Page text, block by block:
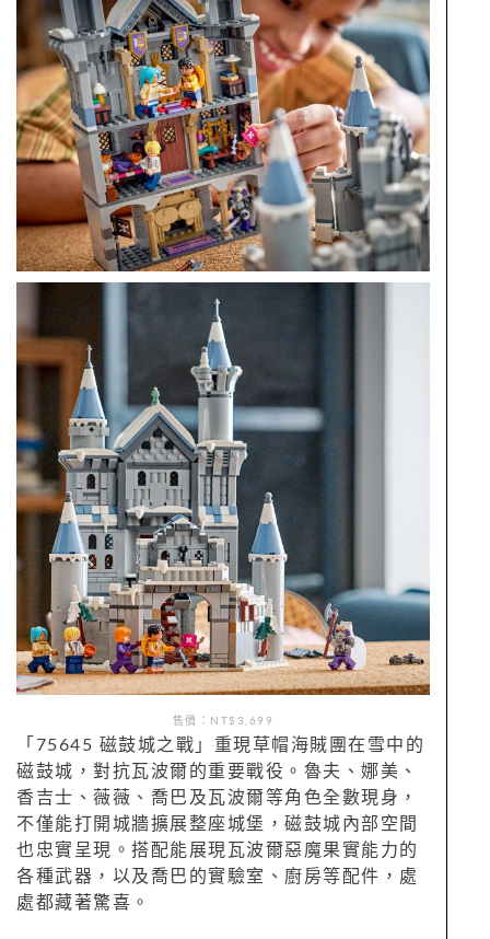
售價：NT$3,699
「75645 磁鼓城之戰」重現草帽海賊團在雪中的
磁鼓城，對抗瓦波爾的重要戰役。魯夫、娜美、
香吉士、薇薇、喬巴及瓦波爾等角色全數現身，
不僅能打開城牆擴展整座城堡，磁鼓城內部空間
也忠實呈現。搭配能展現瓦波爾惡魔果實能力的
各種武器，以及喬巴的實驗室、廚房等配件，處
處都藏著驚喜。